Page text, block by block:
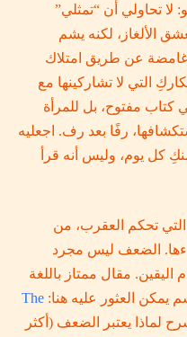
لا تحاولي أن “تمثلي”
الألغاز، لكنه يشم
غامضة عن طريق امتلاك
التي لا تشاركينها مع
كتاب مفتوح، بل للمرأة
رفًا بعد رف. اجعليه
كل يوم، وليس أنه قرأ
تحكم العقرب، من
الضعف ليس مجرد
اليقين. مقال ممتاز باللغة
يمكن العثور عليه هنا: The
لماذا يعتبر الضعف (أكثر